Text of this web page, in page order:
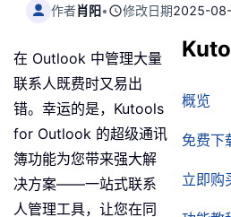
作者肖阳• 修改日期2025-
概览
免费下
立即购
在 Outlook 中管理大量
联系人既费时又易出
错。幸运的是，Kutools
for Outlook 的超级通讯
簿功能为您带来强大解
决方案——一站式联系
人管理工具，让您在同